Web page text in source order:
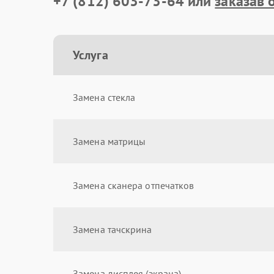
Услуга
Замена стекла
Замена матрицы
Замена сканера отпечатков
Замена тачскрина